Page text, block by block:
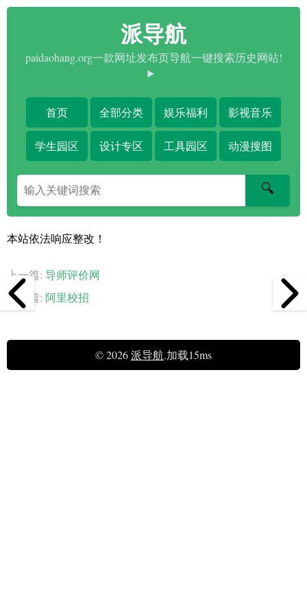
派导航
paidaohang.org一款网址发布页导航一键搜索历史网站!
首页 全部分类 娱乐福利 影视音乐
学生园区 设计专区 工具园区 动漫搜图
搜
索
字
🔍
本站依法响应整改！
上一篇: 导师评价网
下一篇: 阿里校招
© 2026派导航.加载15ms